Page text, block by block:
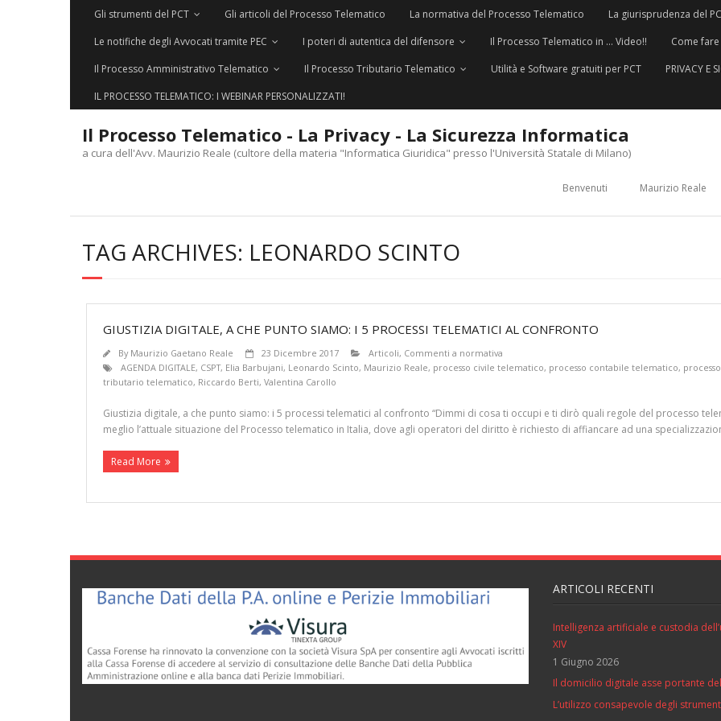
Gli strumenti del PCT Gli articoli del Processo Telematico La normativa del Processo Telematico
La giurisprudenza del
Le notifiche degli Avvocati tramite PEC
I poteri di autentica del difensore Il Processo Telematico in … Video!!
Come
Il Processo Amministrativo Telematico
Il Processo Tributario Telematico Utilità e Software gratuiti per PCT
PRIVACY E
IL PROCESSO TELEMATICO: I WEBINAR PERSONALIZZATI!
Il Processo Telematico - La Privacy - La Sicurezza Informatica
a cura dell'Avv. Maurizio Reale (cultore della materia "Informatica Giuridica" presso l'Università Statale di Milano)
Benvenuti Maurizio Reale
TAG ARCHIVES: LEONARDO SCINTO
GIUSTIZIA DIGITALE, A CHE PUNTO SIAMO: I 5 PROCESSI TELEMATICI AL CONFRONTO
By Maurizio Gaetano Reale 23 Dicembre 2017 Articoli, Commenti a normativa
AGENDA DIGITALE, CSPT, Elia Barbujani, Leonardo Scinto, Maurizio Reale, processo civile telematico, processo contabile telematico,
tributario telematico, Riccardo Berti, Valentina Carollo
Giustizia digitale, a che punto siamo: i 5 processi telematici al confronto “Dimmi di cosa ti occupi e ti dirò quali regole del processo
meglio l’attuale situazione del Processo telematico in Italia, dove agli operatori del diritto è richiesto di affiancare ad una
Read More
ARTICOLI RECENTI
Intelligenza artificiale e custodia
XIV
1 Giugno 2026
Il domicilio digitale asse portante
L’utilizzo consapevole degli